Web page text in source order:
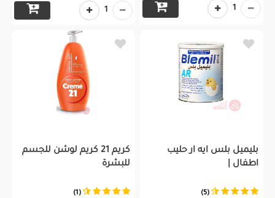
1
1
بليميل بلس ايه ار حليب
اطفال |
(5)
كريم 21 كريم لوشن للجسم
للبشرة
(1)